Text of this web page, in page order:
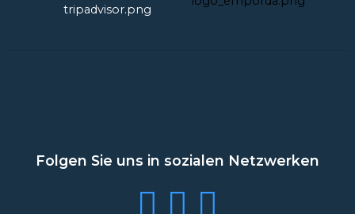
Folgen Sie uns in sozialen Netzwerken